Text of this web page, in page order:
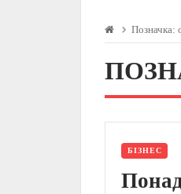
Позначка:
БІЗНЕС